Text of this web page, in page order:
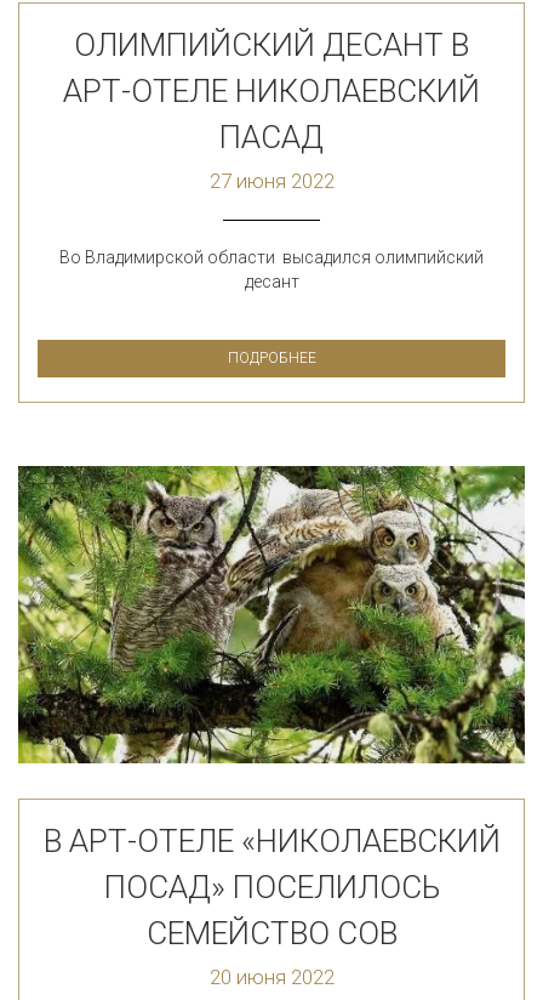
ОЛИМПИЙСКИЙ ДЕСАНТ В
АРТ-ОТЕЛЕ НИКОЛАЕВСКИЙ
ПАСАД
27 июня 2022
Во Владимирской области высадился олимпийский
десант
ПОДРОБНЕЕ
В АРТ-ОТЕЛЕ «НИКОЛАЕВСКИЙ
ПОСАД» ПОСЕЛИЛОСЬ
СЕМЕЙСТВО СОВ
20 июня 2022